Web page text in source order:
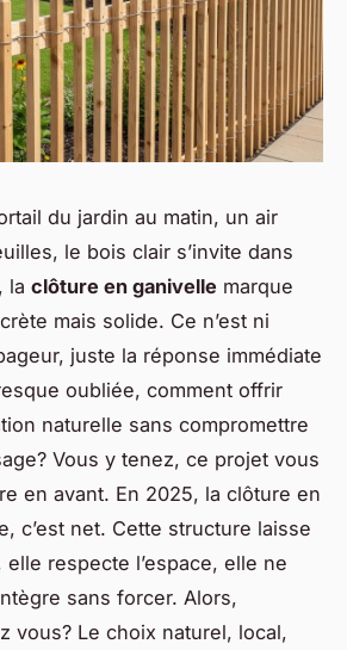
du jardin au matin, un air
le bois clair s’invite dans
la clôture en ganivelle marque
mais solide. Ce n’est ni
juste la réponse immédiate
oubliée, comment offrir
naturelle sans compromettre
Vous y tenez, ce projet vous
en avant. En 2025, la clôture en
c’est net. Cette structure laisse
respecte l’espace, elle ne
sans forcer. Alors,
vous? Le choix naturel, local,